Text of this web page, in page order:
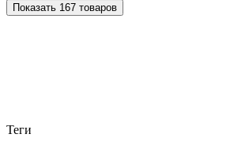
Показать 167 товаров
Теги